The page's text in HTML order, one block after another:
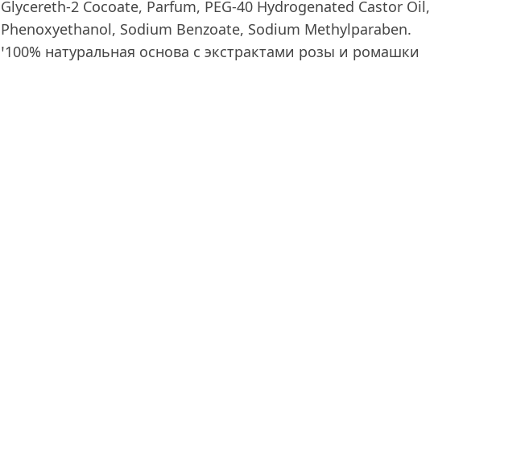
Glycereth-2 Cocoate, Parfum, PEG-40 Hydrogenated Castor Oil,
Phenoxyethanol, Sodium Benzoate, Sodium Methylparaben.
ꞌ100% натуральная основа с экстрактами розы и ромашки